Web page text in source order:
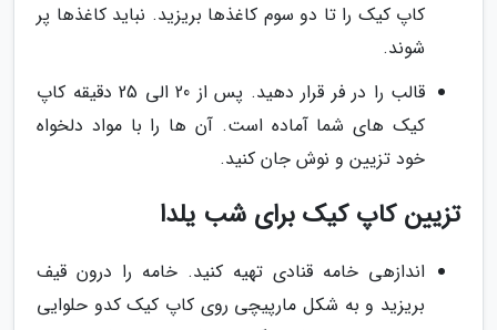
کاپ کیک را تا دو سوم کاغذها بریزید. نباید کاغذها پر
شوند.
قالب را در فر قرار دهید. پس از 20 الی 25 دقیقه کاپ
کیک های شما آماده است. آن ها را با مواد دلخواه
خود تزیین و نوش جان کنید.
تزیین کاپ کیک برای شب یلدا
اندازهی خامه قنادی تهیه کنید. خامه را درون قیف
بریزید و به شکل مارپیچی روی کاپ کیک کدو حلوایی